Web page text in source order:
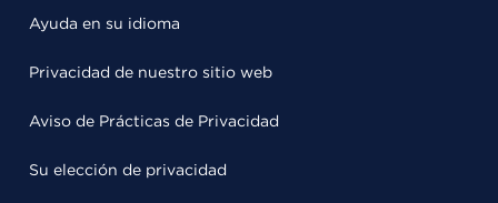
Ayuda en su idioma
Privacidad de nuestro sitio web
Aviso de Prácticas de Privacidad
Su elección de privacidad